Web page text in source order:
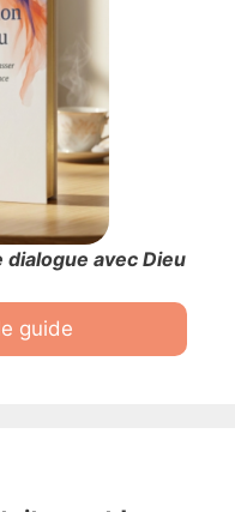
avec Dieu
guide